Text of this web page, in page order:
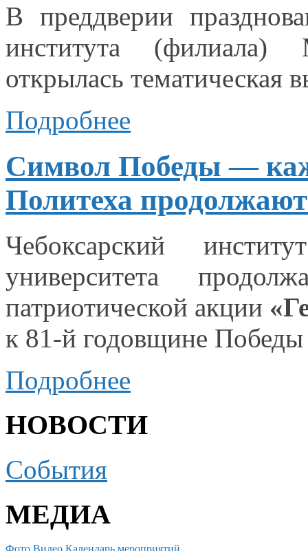
В преддверии
института (филиала)
открылась тематическая
Подробнее
Символ Победы —
Политеха
Чебоксарский
университета
патриотической акции
к 81-й годовщине
Подробнее
НОВОСТИ
События
МЕДИА